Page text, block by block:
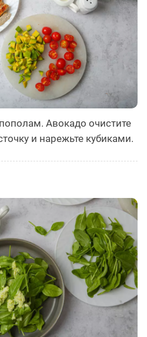
Авокадо очистите
и нарежьте кубиками.